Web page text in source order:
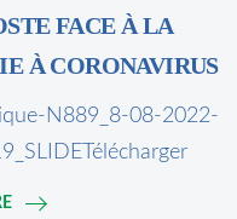
FACE À LA
À CORONAVIRUS
N889_8-08-2022-